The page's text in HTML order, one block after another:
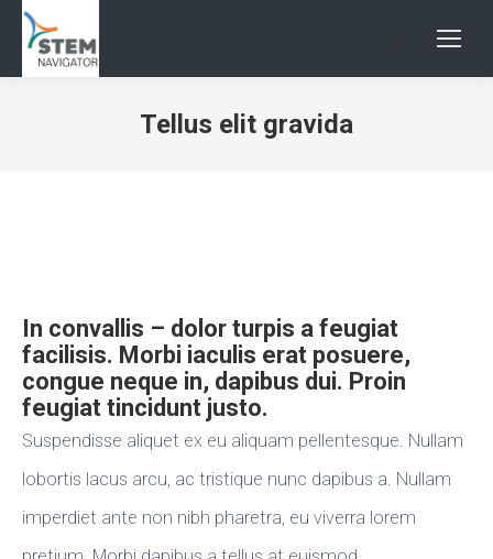
Search:
Tellus elit gravida
In convallis – dolor turpis a feugiat
facilisis. Morbi iaculis erat posuere,
congue neque in, dapibus dui. Proin
feugiat tincidunt justo.
Suspendisse aliquet ex eu aliquam pellentesque. Nullam
lobortis lacus arcu, ac tristique nunc dapibus a. Nullam
imperdiet ante non nibh pharetra, eu viverra lorem